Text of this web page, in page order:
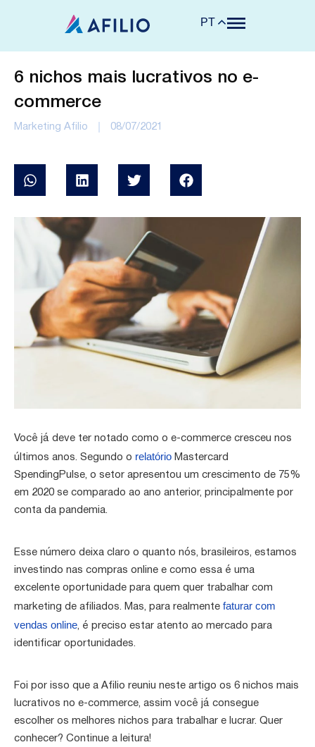
PT
6 nichos mais lucrativos no e-
commerce
Marketing Afilio 08/07/2021
Você já deve ter notado como o e-commerce cresceu nos
últimos anos. Segundo o relatório Mastercard
SpendingPulse, o setor apresentou um crescimento de 75%
em 2020 se comparado ao ano anterior, principalmente por
conta da pandemia.
Esse número deixa claro o quanto nós, brasileiros, estamos
investindo nas compras online e como essa é uma
excelente oportunidade para quem quer trabalhar com
marketing de afiliados. Mas, para realmente faturar com
vendas online, é preciso estar atento ao mercado para
identificar oportunidades.
Foi por isso que a Afilio reuniu neste artigo os 6 nichos mais
lucrativos no e-commerce, assim você já consegue
escolher os melhores nichos para trabalhar e lucrar. Quer
conhecer? Continue a leitura!